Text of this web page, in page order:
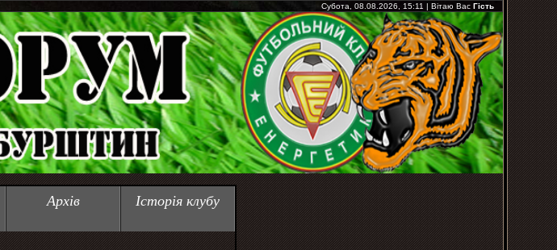
Субота, 08.08.2026, 15:11 | Вітаю Вас Гість
Архів Історія клубу